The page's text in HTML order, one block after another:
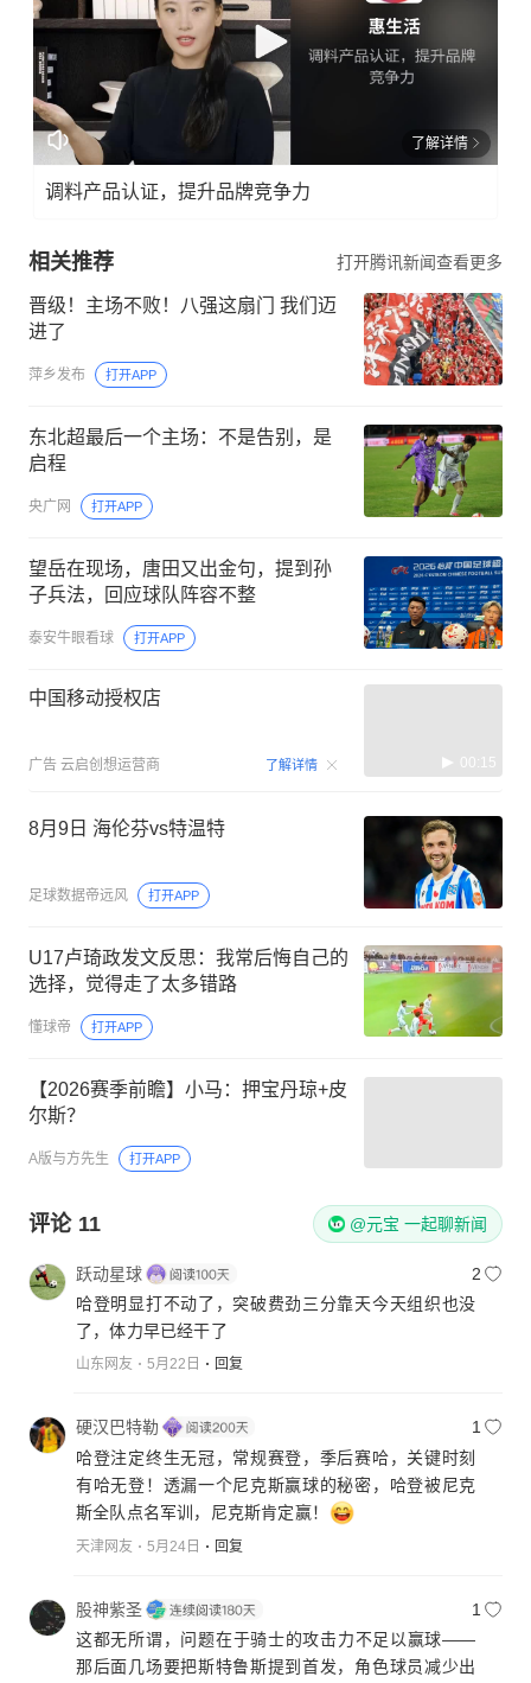
了解详情
调料产品认证，提升品牌竞争力
相关推荐 打开腾讯新闻查看更多
晋级！主场不败！八强这扇门 我们迈
进了
萍乡发布 打开APP
东北超最后一个主场：不是告别，是
启程
央广网 打开APP
望岳在现场，唐田又出金句，提到孙
子兵法，回应球队阵容不整
泰安牛眼看球 打开APP
中国移动授权店
广告 云启创想运营商 了解详情 00:15
8月9日 海伦芬vs特温特
足球数据帝远风 打开APP
U17卢琦政发文反思：我常后悔自己的
选择，觉得走了太多错路
懂球帝 打开APP
【2026赛季前瞻】小马：押宝丹琼+皮
尔斯？
A版与方先生 打开APP
评论 11 @元宝 一起聊新闻
跃动星球
2
哈登明显打不动了，突破费劲三分靠天今天组织也没
了，体力早已经干了
山东网友 5月22日 回复
硬汉巴特勒
1
哈登注定终生无冠，常规赛登，季后赛哈，关键时刻
有哈无登！透漏一个尼克斯赢球的秘密，哈登被尼克
斯全队点名军训，尼克斯肯定赢！
天津网友 5月24日 回复
股神紫圣
1
这都无所谓，问题在于骑士的攻击力不足以赢球——
那后面几场要把斯特鲁斯提到首发，角色球员减少出